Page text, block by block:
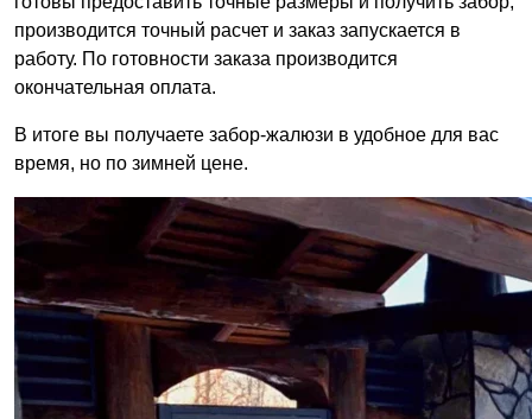
производится точный расчет и заказ запускается в
работу. По готовности заказа производится
окончательная оплата.
В итоге вы получаете забор-жалюзи в удобное для вас
время, но по зимней цене.